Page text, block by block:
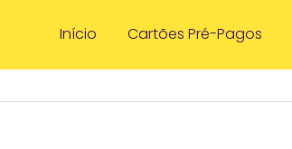
Início Cartões Pré-Pagos